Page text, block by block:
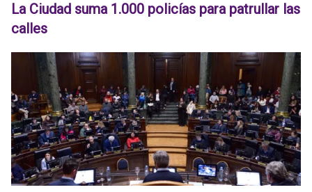
La Ciudad suma 1.000 policías para patrullar las
calles